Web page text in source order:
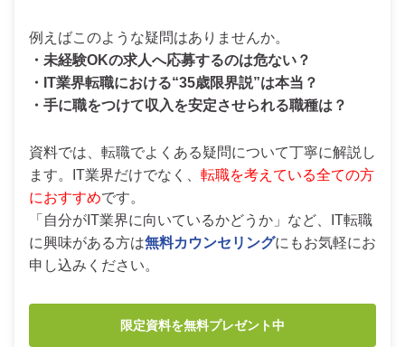
例えばこのような疑問はありませんか。
・未経験OKの求人へ応募するのは危ない？
・IT業界転職における“35歳限界説”は本当？
・手に職をつけて収入を安定させられる職種は？
資料では、転職でよくある疑問について丁寧に解説し
ます。IT業界だけでなく、 転職を考えている全ての方
におすすめです。
「自分がIT業界に向いているかどうか」など、IT転職
に興味がある方は無料カウンセリングにもお気軽にお
申し込みください。
限定資料を無料プレゼント中